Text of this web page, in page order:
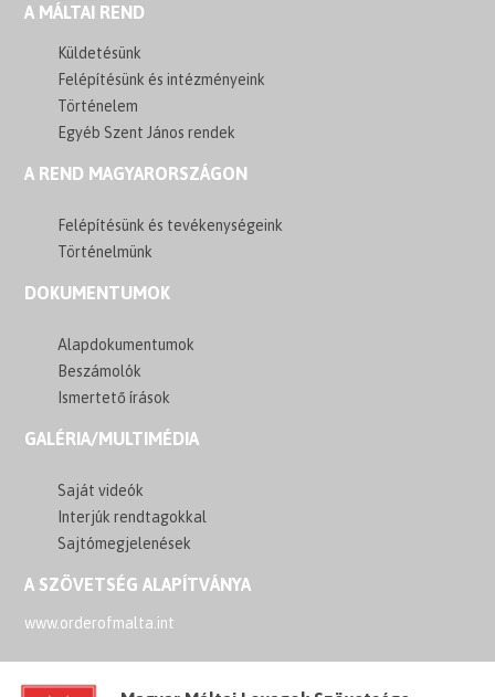
A MÁLTAI REND
Küldetésünk
Felépítésünk és intézményeink
Történelem
Egyéb Szent János rendek
A REND MAGYARORSZÁGON
Felépítésünk és tevékenységeink
Történelmünk
DOKUMENTUMOK
Alapdokumentumok
Beszámolók
Ismertető írások
GALÉRIA/MULTIMÉDIA
Saját videók
Interjúk rendtagokkal
Sajtómegjelenések
A SZÖVETSÉG ALAPÍTVÁNYA
www.orderofmalta.int